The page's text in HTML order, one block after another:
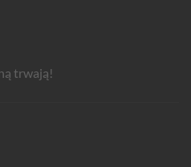
trwają!